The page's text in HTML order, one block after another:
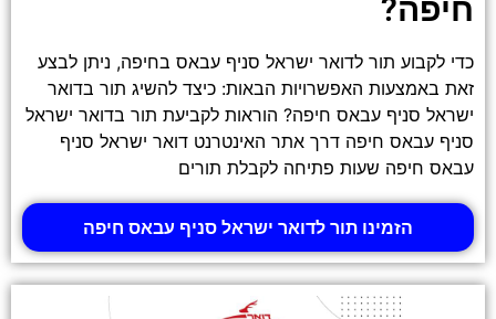
חיפה?
כדי לקבוע תור לדואר ישראל סניף עבאס בחיפה, ניתן לבצע
זאת באמצעות האפשרויות הבאות: כיצד להשיג תור בדואר
ישראל סניף עבאס חיפה? הוראות לקביעת תור בדואר ישראל
סניף עבאס חיפה דרך אתר האינטרנט דואר ישראל סניף
עבאס חיפה שעות פתיחה לקבלת תורים
הזמינו תור לדואר ישראל סניף עבאס חיפה